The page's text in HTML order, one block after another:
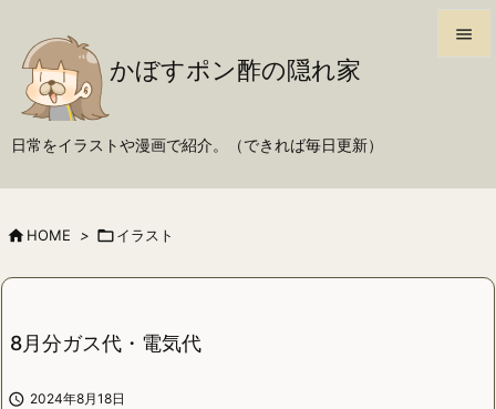
かぼすポン酢の隠れ家
日常をイラストや漫画で紹介。（できれば毎日更新）


 HOME > イラスト
8月分ガス代・電気代
 2024年8月18日